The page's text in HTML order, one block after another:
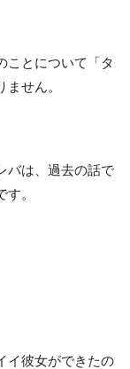
ことについて「タ
せん。
バは、過去の話で
。
イ彼女ができたの